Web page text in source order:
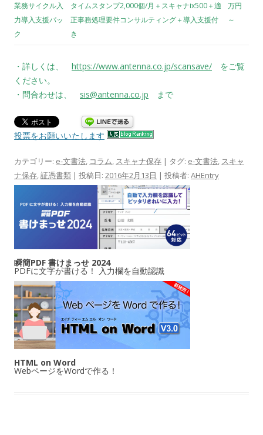
業務サイクル入
力導入支援パッ
ク
タイムスタンプ2,000個/月＋スキャナix500＋適
正事務処理要件コンサルティング＋導入支援付
き
万円
～
・詳しくは、 https://www.antenna.co.jp/scansave/ をご覧
ください。
・問合わせは、 sis@antenna.co.jp まで
投票をお願いいたします
カテゴリー: e-文書法, コラム, スキャナ保存 | タグ: e-文書法, スキャ
ナ保存,証憑書類 | 投稿日: 2016年2月13日 | 投稿者: AHEntry
瞬簡PDF 書けまっせ 2024
PDFに文字が書ける！ 入力欄を自動認識
HTML on Word
WebページをWordで作る！